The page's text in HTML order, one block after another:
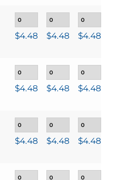
$4.48 $4.48 $4.48
$4.48 $4.48 $4.48
$4.48 $4.48 $4.48